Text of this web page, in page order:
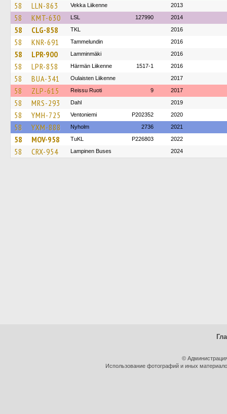
58 LLN-863 Vekka Liikenne 2013
58 KMT-630 LSL 127990 2014
58 CLG-858 TKL 2016
58 KNR-691 Tammelundin 2016
58 LPR-900 Lamminmäki 2016
58 LPR-858 Härmän Liikenne 1517-1 2016
58 BUA-341 Oulaisten Liikenne 2017
58 ZLP-615 Reissu Ruoti 9 2017
58 MRS-293 Dahl 2019
58 YMH-725 Ventoniemi P202352 2020
58 YXM-888 Nyholm 2736 2021
58 MOV-958 TuKL P226803 2022
58 CRX-954 Lampinen Buses 2024
©
Использование фотографий и иных